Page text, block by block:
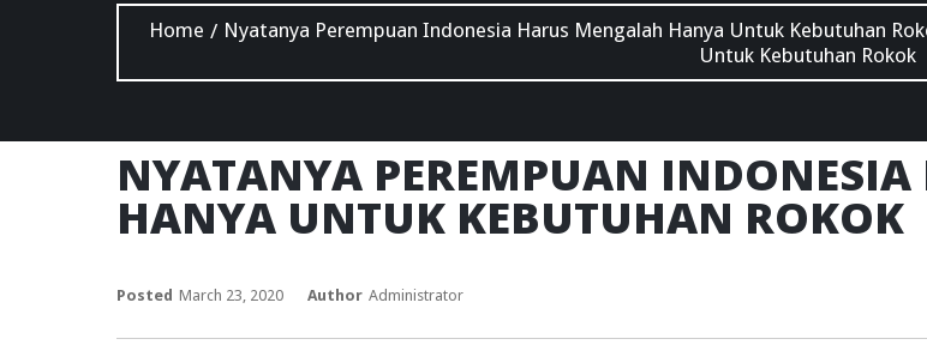
Home / Nyatanya Perempuan Indonesia Harus Mengalah Hanya Untuk Kebutuhan
Untuk Kebutuhan Rokok
NYATANYA PEREMPUAN
HANYA UNTUK KEBUTUHAN ROKOK
Posted March 23, 2020 Author Administrator